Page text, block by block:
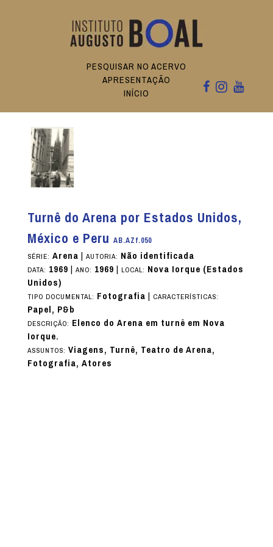
PESQUISAR NO ACERVO
APRESENTAÇÃO
INÍCIO
Turnê do Arena por Estados Unidos,
México e Peru AB.AZf.050
SÉRIE: Arena| AUTORIA: Não identificada
DATA: 1969| ANO: 1969| LOCAL: Nova Iorque (Estados
Unidos)
TIPO DOCUMENTAL: Fotografia| CARACTERÍSTICAS:
Papel, P&b
DESCRIÇÃO: Elenco do Arena em turnê em Nova
Iorque.
ASSUNTOS: Viagens, Turnê, Teatro de Arena,
Fotografia, Atores